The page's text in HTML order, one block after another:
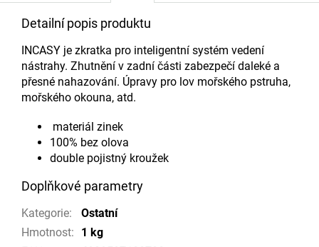
Detailní popis produktu
INCASY je zkratka pro inteligentní systém vedení
nástrahy. Zhutnění v zadní části zabezpečí daleké a
přesné nahazování. Úpravy pro lov mořského pstruha,
mořského okouna, atd.
materiál zinek
100% bez olova
double pojistný kroužek
Doplňkové parametry
Kategorie:
Ostatní
Hmotnost:
1 kg